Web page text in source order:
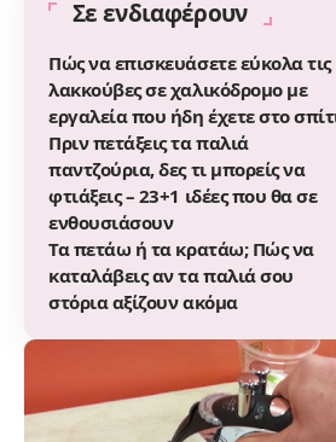
Σε ενδιαφέρουν
Πώς να επισκευάσετε εύκολα τις
λακκούβες σε χαλικόδρομο με
εργαλεία που ήδη έχετε στο
Πριν πετάξεις τα παλιά
παντζούρια, δες τι μπορείς να
φτιάξεις – 23+1 ιδέες που θα σε
ενθουσιάσουν
Τα πετάω ή τα κρατάω; Πώς να
καταλάβεις αν τα παλιά σου
στόρια αξίζουν ακόμα